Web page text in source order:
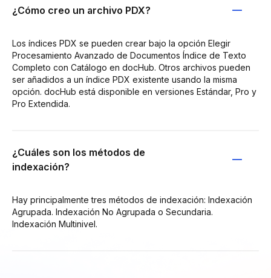
¿Cómo creo un archivo PDX?
Los índices PDX se pueden crear bajo la opción Elegir
Procesamiento Avanzado de Documentos Índice de Texto
Completo con Catálogo en docHub. Otros archivos pueden
ser añadidos a un índice PDX existente usando la misma
opción. docHub está disponible en versiones Estándar, Pro y
Pro Extendida.
¿Cuáles son los métodos de
indexación?
Hay principalmente tres métodos de indexación: Indexación
Agrupada. Indexación No Agrupada o Secundaria.
Indexación Multinivel.